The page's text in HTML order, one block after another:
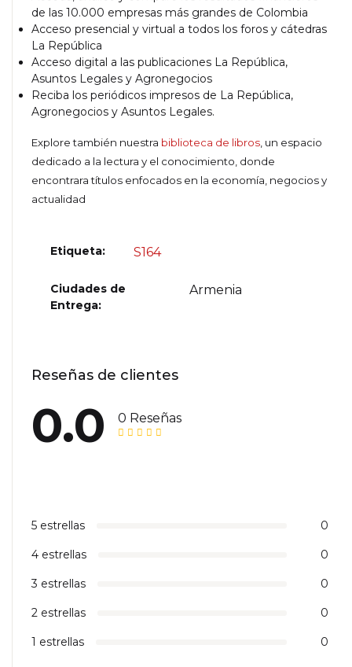
de las 10.000 empresas más grandes de Colombia
Acceso presencial y virtual a todos los foros y cátedras
La República
Acceso digital a las publicaciones La República,
Asuntos Legales y Agronegocios
Reciba los periódicos impresos de La República,
Agronegocios y Asuntos Legales.
Explore también nuestra biblioteca de libros , un espacio
dedicado a la lectura y el conocimiento, donde
encontrara títulos enfocados en la economía, negocios y
actualidad
Etiqueta: S164
Ciudades de
Entrega
Armenia
Reseñas de clientes
0.0 0 Reseñas
5 estrellas 0
4 estrellas 0
3 estrellas 0
2 estrellas 0
1 estrellas 0